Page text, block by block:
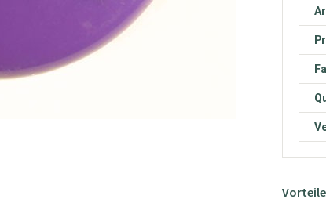
Vorteile